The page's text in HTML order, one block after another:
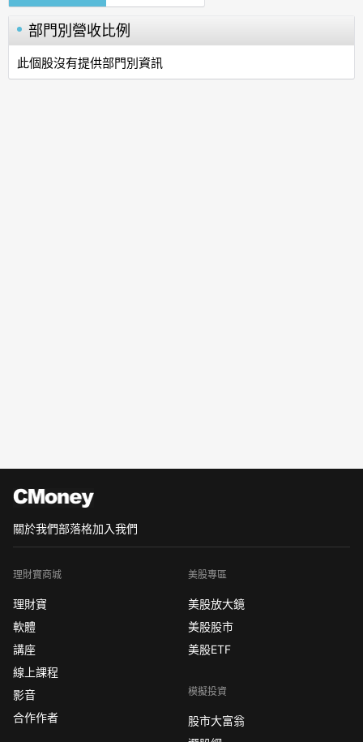
部門別營收比例
此個股沒有提供部門別資訊
關於我們部落格加入我們
理財寶商城
理財寶
軟體
講座
線上課程
影音
合作作者
美股專區
美股放大鏡
美股股市
美股ETF
模擬投資
股市大富翁